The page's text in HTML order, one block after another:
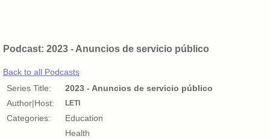
Podcast: 2023 - Anuncios de servicio público
Back to all Podcasts
Series Title:
2023 - Anuncios de servicio público
Author|Host:
LETI
Categories:
Education
Health